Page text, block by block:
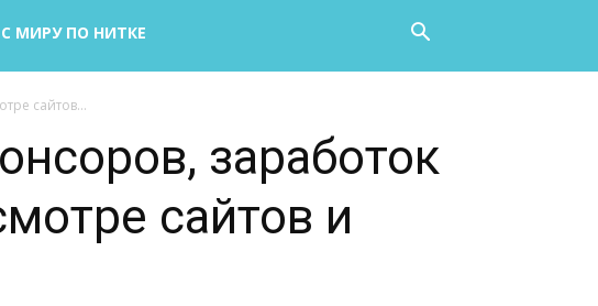
С МИРУ ПО НИТКЕ
сайтов...
заработок
сайтов и